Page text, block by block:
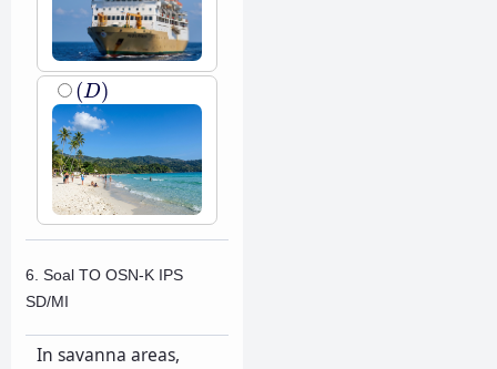
(D)
(D)
6. Soal TO OSN-K IPS
SD/MI
In savanna areas,